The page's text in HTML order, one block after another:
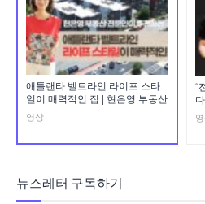
애틀랜타 벨트라인 라이프 스타
일이 매력적인 집 | 현은영 부동산
영상
“
뉴스레터 구독하기